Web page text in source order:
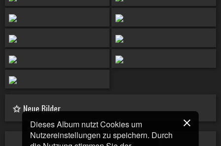
Neue Bilder
Dieses Album nutzt Cookies um
Nutzereinstellungen zu speichern. Durch